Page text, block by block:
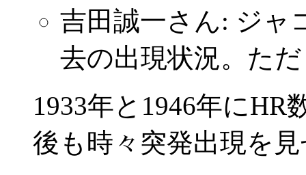
吉田誠一さん: ジャ
去の出現状況。た
1933年と1946年に
後も時々突発出現を